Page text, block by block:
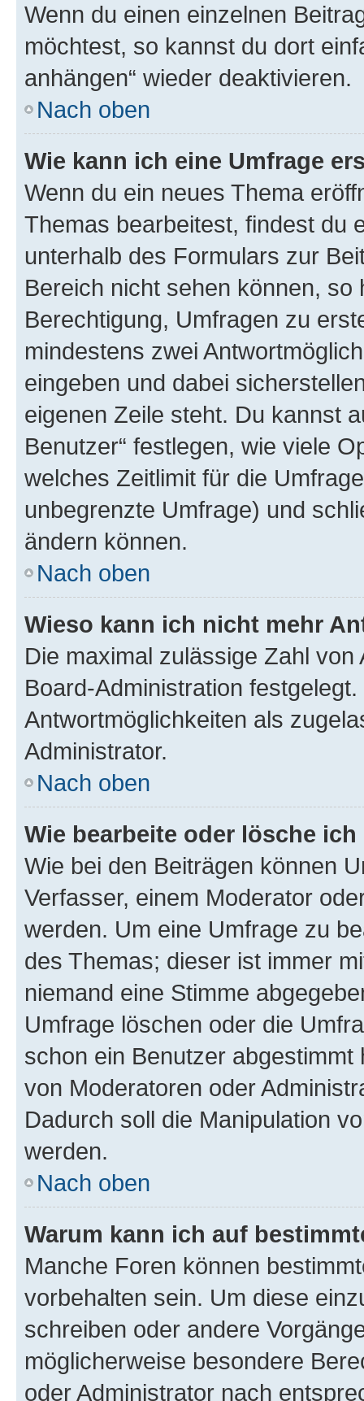
Wenn du einen einzelnen
möchtest, so kannst du dort
anhängen“ wieder deaktivieren.
Nach oben
Wie kann ich eine Umfrage
Wenn du ein neues Thema
Themas bearbeitest, findest du
unterhalb des Formulars zur
Bereich nicht sehen können,
Berechtigung, Umfragen zu
mindestens zwei
eingeben und dabei
eigenen Zeile steht. Du kannst
Benutzer“ festlegen, wie viele
welches Zeitlimit für die
unbegrenzte Umfrage) und
ändern können.
Nach oben
Wieso kann ich nicht mehr
Die maximal zulässige Zahl
Board-Administration
Antwortmöglichkeiten als
Administrator.
Nach oben
Wie bearbeite oder lösche
Wie bei den Beiträgen können
Verfasser, einem Moderator
werden. Um eine Umfrage zu
des Themas; dieser ist immer
niemand eine Stimme
Umfrage löschen oder die
schon ein Benutzer
von Moderatoren oder
Dadurch soll die Manipulation
werden.
Nach oben
Warum kann ich auf
Manche Foren können
vorbehalten sein. Um diese
schreiben oder andere
möglicherweise besondere
oder Administrator nach